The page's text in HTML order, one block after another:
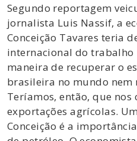
Segundo reportagem
jornalista Luis Nassif, a
Conceição Tavares teria
internacional do trabalho
maneira de recuperar o
brasileira no mundo nem
Teríamos, então, que nos
exportações agrícolas.
Conceição é a